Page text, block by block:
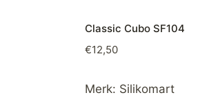
Classic Cubo SF104
€12,50
Merk: Silikomart